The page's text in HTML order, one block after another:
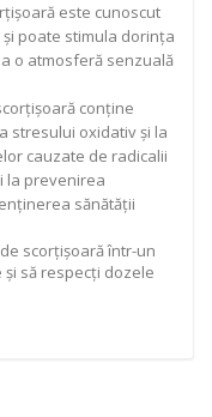
este cunoscut
poate stimula dorința
o atmosferă senzuală
conține
stresului oxidativ și la
cauzate de radicalii
la prevenirea
sănătății
scorțișoară într-un
să respecți dozele